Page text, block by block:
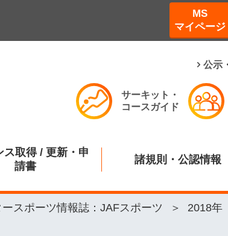
MS
マイページ
公示
サーキット・
コースガイド
ス取得 / 更新・申
請書
諸規則・公認情報
ースポーツ情報誌：JAFスポーツ
2018年